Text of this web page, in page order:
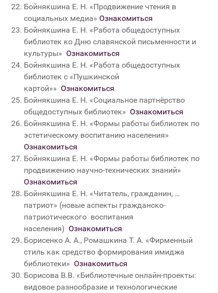
Бойнякшина Е. Н. «Продвижение чтения в
социальных медиа» Ознакомиться
Бойнякшина Е. Н. «Работа общедоступных
библиотек ко Дню славянской письменности и
культуры» Ознакомиться
Бойнякшина Е. Н. «Работа общедоступных
библиотек с «Пушкинской
картой»» Ознакомиться
Бойнякшина Е. Н. «Социальное партнёрство
общедоступных библиотек» Ознакомиться
Бойнякшина Е. Н. «Формы работы библиотек по
эстетическому воспитанию населения»
Ознакомиться
Бойнякшина Е. Н. «Формы работы библиотек по
продвижению научно-технических знаний»
Ознакомиться
Бойнякшина Е. Н. «Читатель, гражданин, …
патриот» (новые аспекты гражданско-
патриотического воспитания
населения) Ознакомиться
Борисенко А. А., Ромашкина Т. А. «Фирменный
стиль как средство формирования имиджа
библиотеки» Ознакомиться
Борисова В.В. «Библиотечные онлайн-проекты:
видовое разнообразие и технологические